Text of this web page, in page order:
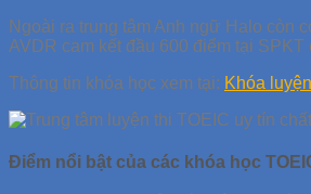
Ngoài ra trung tâm Anh ngữ Halo còn
AVDR cam kết đầu 600 điểm tại SPKT
Thông tin khóa học xem tại: Khóa
Điểm nổi bật của các khóa học